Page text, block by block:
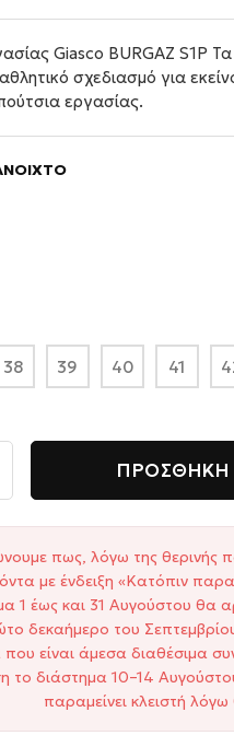
Giasco BURGAZ S1P
σχεδιασμό για
εργασίας.
38 39 40 41
ΠΡΟΣΘΉΚΗ
πως, λόγω της θερινής
με ένδειξη «Κατόπιν
1 έως και 31 Αυγούστου θα
δεκαήμερο του
είναι άμεσα διαθέσιμα
το διάστημα 10–14
παραμείνει κλειστή